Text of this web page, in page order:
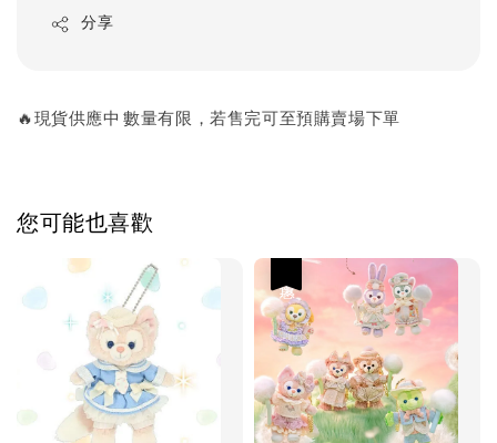
分享
🔥現貨供應中 數量有限，若售完可至預購賣場下單
您可能也喜歡